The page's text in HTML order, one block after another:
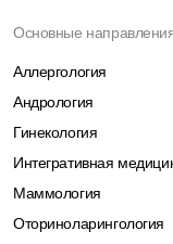
Основные
Аллергология
Андрология
Гинекология
Интегративная
Маммология
Оториноларингология